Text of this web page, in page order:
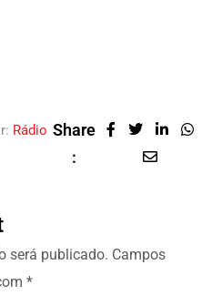
Rádio Share
:
será publicado. Campos
*